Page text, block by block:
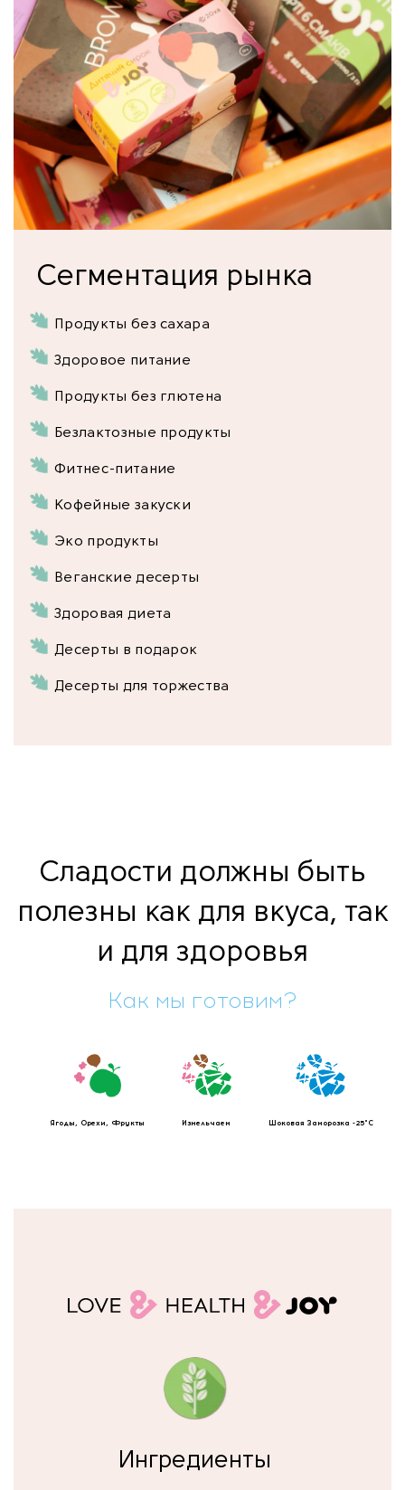
Сегментация рынка
Продукты без сахара
Здоровое питание
Продукты без глютена
Безлактозные продукты
Фитнес-питание
Кофейные закуски
Эко продукты
Веганские десерты
Здоровая диета
Десерты в подарок
Десерты для торжества
Сладости должны быть
полезны как для вкуса, так
и для здоровья
Как мы готовим?
Ягоды, Орехи, Фрукты Измельчаем Шоковая Заморозка -25°C
Ингредиенты